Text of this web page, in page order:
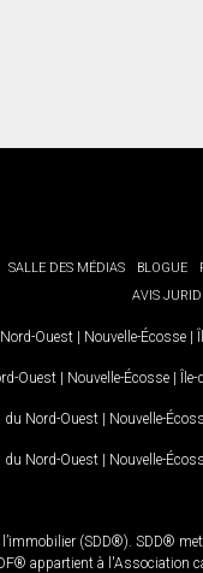
SALLE DES MÉDIAS BLOGUE
AVIS
Ouest | Nouvelle-Écosse |
Ouest | Nouvelle-Écosse | Île-
du Nord-Ouest | Nouvelle-
du Nord-Ouest | Nouvelle-
(SDD®). SDD®
appartient à l'Association